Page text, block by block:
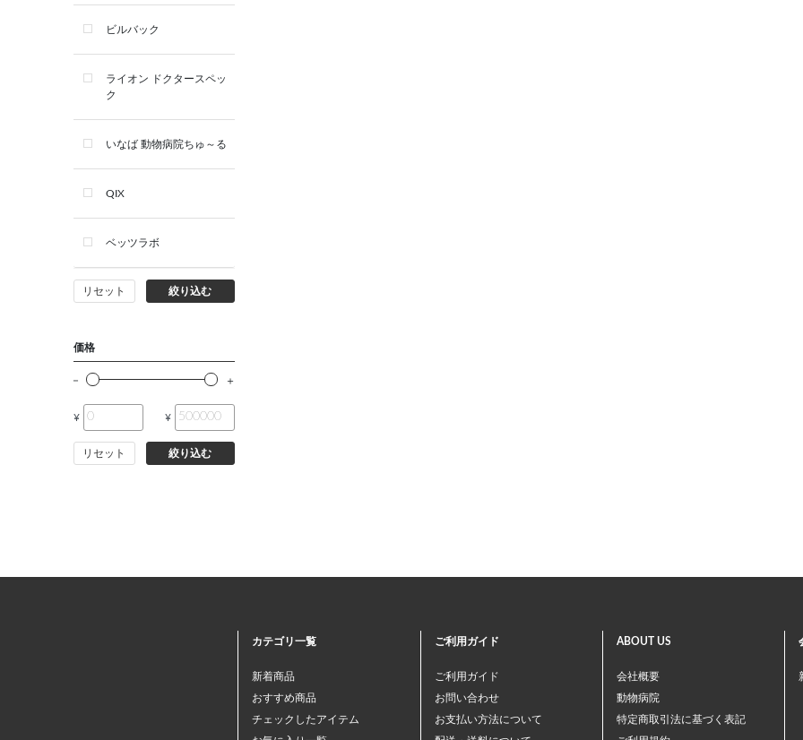
サプリメント
シャンプー・スキンケア用品
ビルバック
ライオン ドクタースペッ
ク
いなば 動物病院ちゅ～る
QIX
ベッツラボ
リセット 絞り込む
価格
¥ ¥
リセット 絞り込む
カテゴリ一覧
新着商品
おすすめ商品
チェックしたアイテム
ご利用ガイド
ご利用ガイド
お問い合わせ
お支払い方法について
ABOUT US
会社概要
動物病院
特定商取引法に基づく表記